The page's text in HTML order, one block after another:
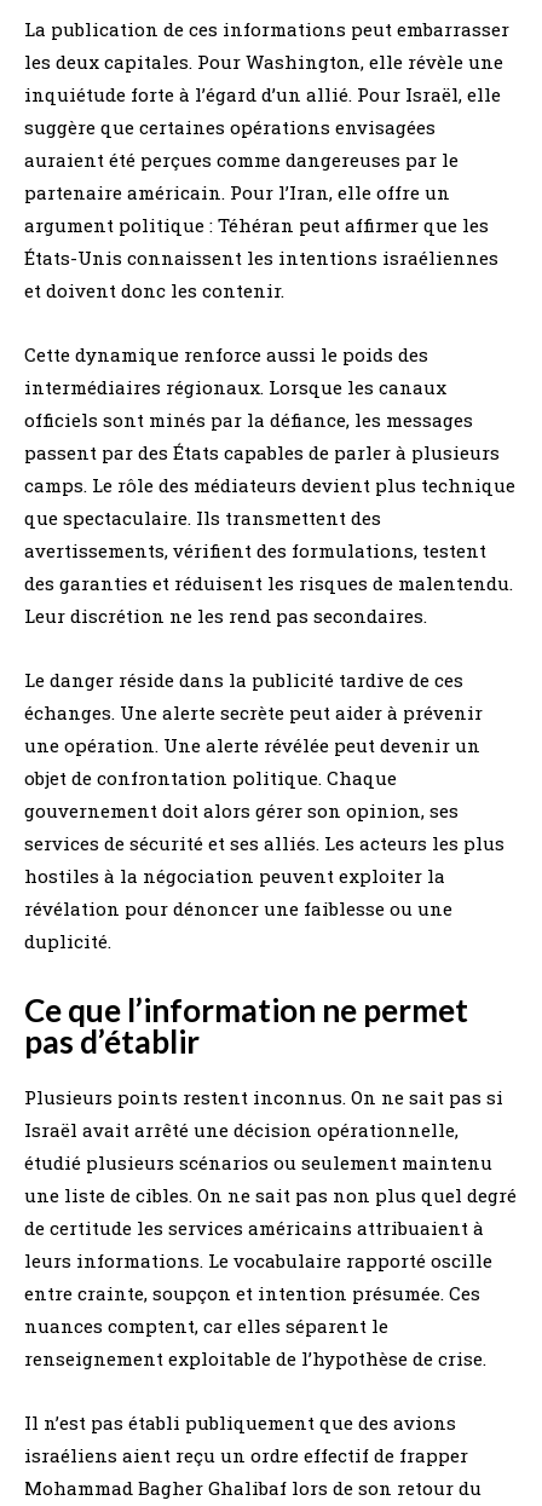
La publication de ces informations peut embarrasser
les deux capitales. Pour Washington, elle révèle une
inquiétude forte à l’égard d’un allié. Pour Israël, elle
suggère que certaines opérations envisagées
auraient été perçues comme dangereuses par le
partenaire américain. Pour l’Iran, elle offre un
argument politique : Téhéran peut affirmer que les
États-Unis connaissent les intentions israéliennes
et doivent donc les contenir.
Cette dynamique renforce aussi le poids des
intermédiaires régionaux. Lorsque les canaux
officiels sont minés par la défiance, les messages
passent par des États capables de parler à plusieurs
camps. Le rôle des médiateurs devient plus technique
que spectaculaire. Ils transmettent des
avertissements, vérifient des formulations, testent
des garanties et réduisent les risques de malentendu.
Leur discrétion ne les rend pas secondaires.
Le danger réside dans la publicité tardive de ces
échanges. Une alerte secrète peut aider à prévenir
une opération. Une alerte révélée peut devenir un
objet de confrontation politique. Chaque
gouvernement doit alors gérer son opinion, ses
services de sécurité et ses alliés. Les acteurs les plus
hostiles à la négociation peuvent exploiter la
révélation pour dénoncer une faiblesse ou une
duplicité.
Ce que l’information ne permet
pas d’établir
Plusieurs points restent inconnus. On ne sait pas si
Israël avait arrêté une décision opérationnelle,
étudié plusieurs scénarios ou seulement maintenu
une liste de cibles. On ne sait pas non plus quel degré
de certitude les services américains attribuaient à
leurs informations. Le vocabulaire rapporté oscille
entre crainte, soupçon et intention présumée. Ces
nuances comptent, car elles séparent le
renseignement exploitable de l’hypothèse de crise.
Il n’est pas établi publiquement que des avions
israéliens aient reçu un ordre effectif de frapper
Mohammad Bagher Ghalibaf lors de son retour du